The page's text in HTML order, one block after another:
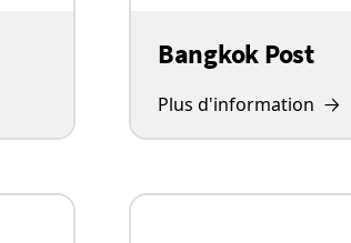
Bangkok Post
Plus d'information